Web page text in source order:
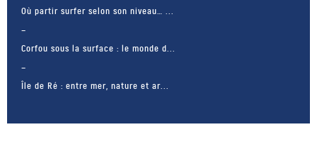
Où partir surfer selon son niveau… ...
Corfou sous la surface : le monde d...
Île de Ré : entre mer, nature et ar...